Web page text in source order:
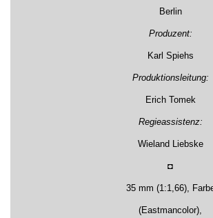
Berlin
Produzent:
Karl Spiehs
Produktionsleitung:
Erich Tomek
Regieassistenz:
Wieland Liebske
◘
35 mm (1:1,66),
(Eastmancolor),